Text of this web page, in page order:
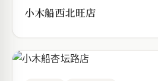
小木船西北旺店